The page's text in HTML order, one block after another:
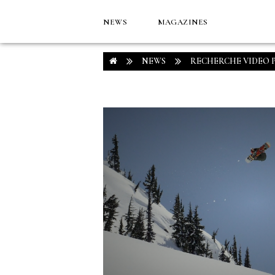
NEWS MAGAZINES
NEWS RECHERCHE VIDEO